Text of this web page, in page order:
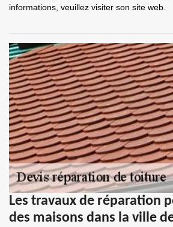
informations, veuillez visiter son site web.
Les travaux de réparation
des maisons dans la ville